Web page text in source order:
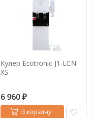
Кулер Ecotronic J1-LCN
XS
6 960 ₽
В корзину